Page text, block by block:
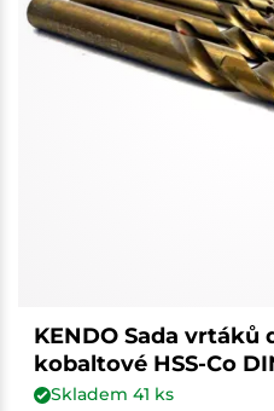
KENDO Sada vrtáků
kobaltové HSS-Co
Skladem 41 ks